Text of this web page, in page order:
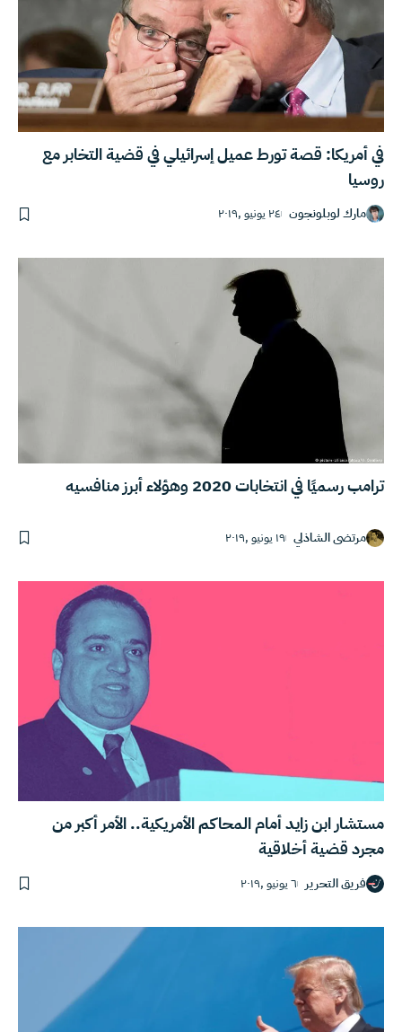
في أمريكا: قصة تورط عميل إسرائيلي في قضية التخابر مع
روسيا
مارك لوبلونجون ٢٤ يونيو ,٢٠١٩
ترامب رسميًا في انتخابات 2020 وهؤلاء أبرز منافسيه
مرتضى الشاذلي ١٩ يونيو ,٢٠١٩
مستشار ابن زايد أمام المحاكم الأمريكية.. الأمر أكبر من
مجرد قضية أخلاقية
فريق التحرير ٦ يونيو ,٢٠١٩